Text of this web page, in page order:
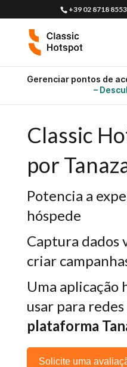
+39 02 8718 8553
Gerenciar pontos de
–
Classic
por
Potencia a
hóspede
Captura dados
criar
Uma aplicação
usar para
plataforma
Solicite uma